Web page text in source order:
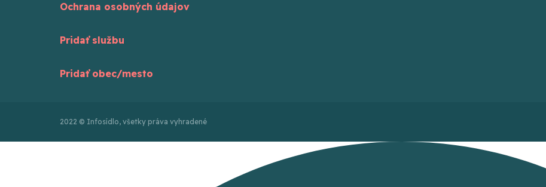
Ochrana osobných údajov
Pridať službu
Pridať obec/mesto
2022 © Infosídlo, všetky práva vyhradené